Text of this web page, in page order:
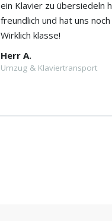
ein Klavier zu übersiedeln
freundlich und hat uns
Wirklich klasse!
Herr A.
Umzug & Klaviertransport